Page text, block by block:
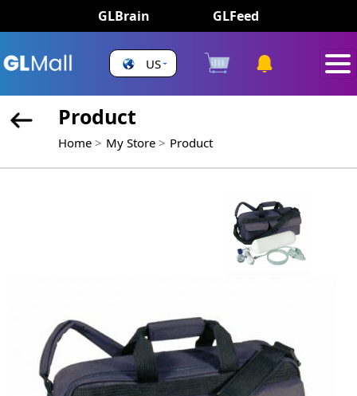
GLBrain GLFeed
US
Product
Home My Store Product